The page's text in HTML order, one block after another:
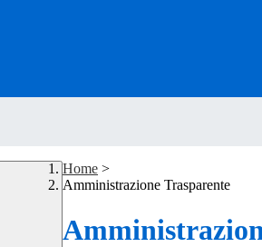
Home >
Amministrazione Trasparente